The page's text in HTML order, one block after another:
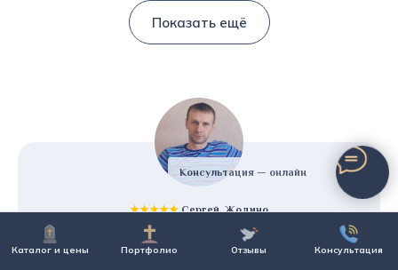
Каталог и цены Портфолио Отзывы Консультация
Консультация — онлайн
Показать ещё
★★★★★Сергей, Жодино
01.02.2025, Изготовление вертикального памятника из